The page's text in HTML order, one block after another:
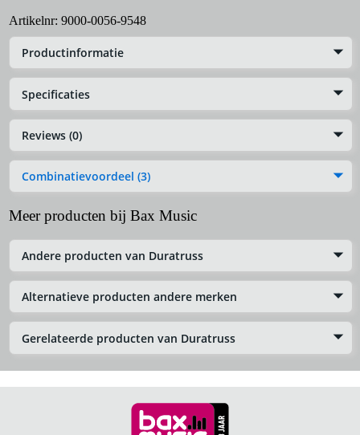
Artikelnr: 9000-0056-9548
Productinformatie
Specificaties
Reviews (0)
Combinatievoordeel (3)
Meer producten bij Bax Music
Andere producten van Duratruss
Alternatieve producten andere merken
Gerelateerde producten van Duratruss